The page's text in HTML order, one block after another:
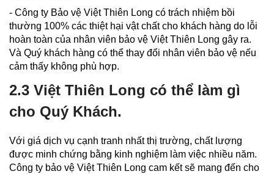
- Công ty Bảo vệ Việt Thiên Long có trách nhiệm bồi
thường 100% các thiệt hại vật chất cho khách hàng do lỗi
hoàn toàn của nhân viên bảo vệ Việt Thiên Long gây ra.
Và Quý khách hàng có thể thay đổi nhân viên bảo vệ nếu
cảm thấy không phù hợp.
2.3 Việt Thiên Long có thể làm gì
cho Quý Khách.
Với giá dịch vụ cạnh tranh nhất thị trường, chất lượng
được minh chứng bằng kinh nghiệm làm việc nhiều năm.
Công ty bảo vệ Việt Thiên Long cam kết sẽ mang đến cho